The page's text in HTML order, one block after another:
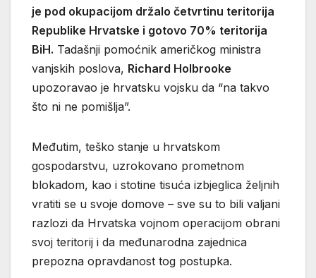
je pod okupacijom držalo četvrtinu teritorija
Republike Hrvatske i gotovo 70% teritorija
BiH. Tadašnji pomoćnik američkog ministra
vanjskih poslova, Richard Holbrooke
upozoravao je hrvatsku vojsku da “na takvo
što ni ne pomišlja”.
Međutim, teško stanje u hrvatskom
gospodarstvu, uzrokovano prometnom
blokadom, kao i stotine tisuća izbjeglica željnih
vratiti se u svoje domove – sve su to bili valjani
razlozi da Hrvatska vojnom operacijom obrani
svoj teritorij i da međunarodna zajednica
prepozna opravdanost tog postupka.